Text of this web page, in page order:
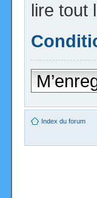
lire tout
Index du forum